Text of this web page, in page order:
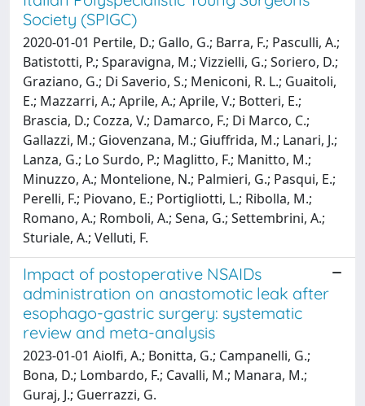
Society (SPIGC)
2020-01-01 Pertile, D.; Gallo, G.; Barra, F.; Pasculli, A.;
Batistotti, P.; Sparavigna, M.; Vizzielli, G.; Soriero, D.;
Graziano, G.; Di Saverio, S.; Meniconi, R. L.; Guaitoli,
E.; Mazzarri, A.; Aprile, A.; Aprile, V.; Botteri, E.;
Brascia, D.; Cozza, V.; Damarco, F.; Di Marco, C.;
Gallazzi, M.; Giovenzana, M.; Giuffrida, M.; Lanari, J.;
Lanza, G.; Lo Surdo, P.; Maglitto, F.; Manitto, M.;
Minuzzo, A.; Montelione, N.; Palmieri, G.; Pasqui, E.;
Perelli, F.; Piovano, E.; Portigliotti, L.; Ribolla, M.;
Romano, A.; Romboli, A.; Sena, G.; Settembrini, A.;
Sturiale, A.; Velluti, F.
Impact of postoperative NSAIDs
administration on anastomotic leak after
esophago-gastric surgery: systematic
review and meta-analysis
2023-01-01 Aiolfi, A.; Bonitta, G.; Campanelli, G.;
Bona, D.; Lombardo, F.; Cavalli, M.; Manara, M.;
Guraj, J.; Guerrazzi, G.